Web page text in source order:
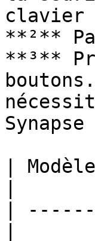
clavier
**²**
**³**
Synapse
|
|